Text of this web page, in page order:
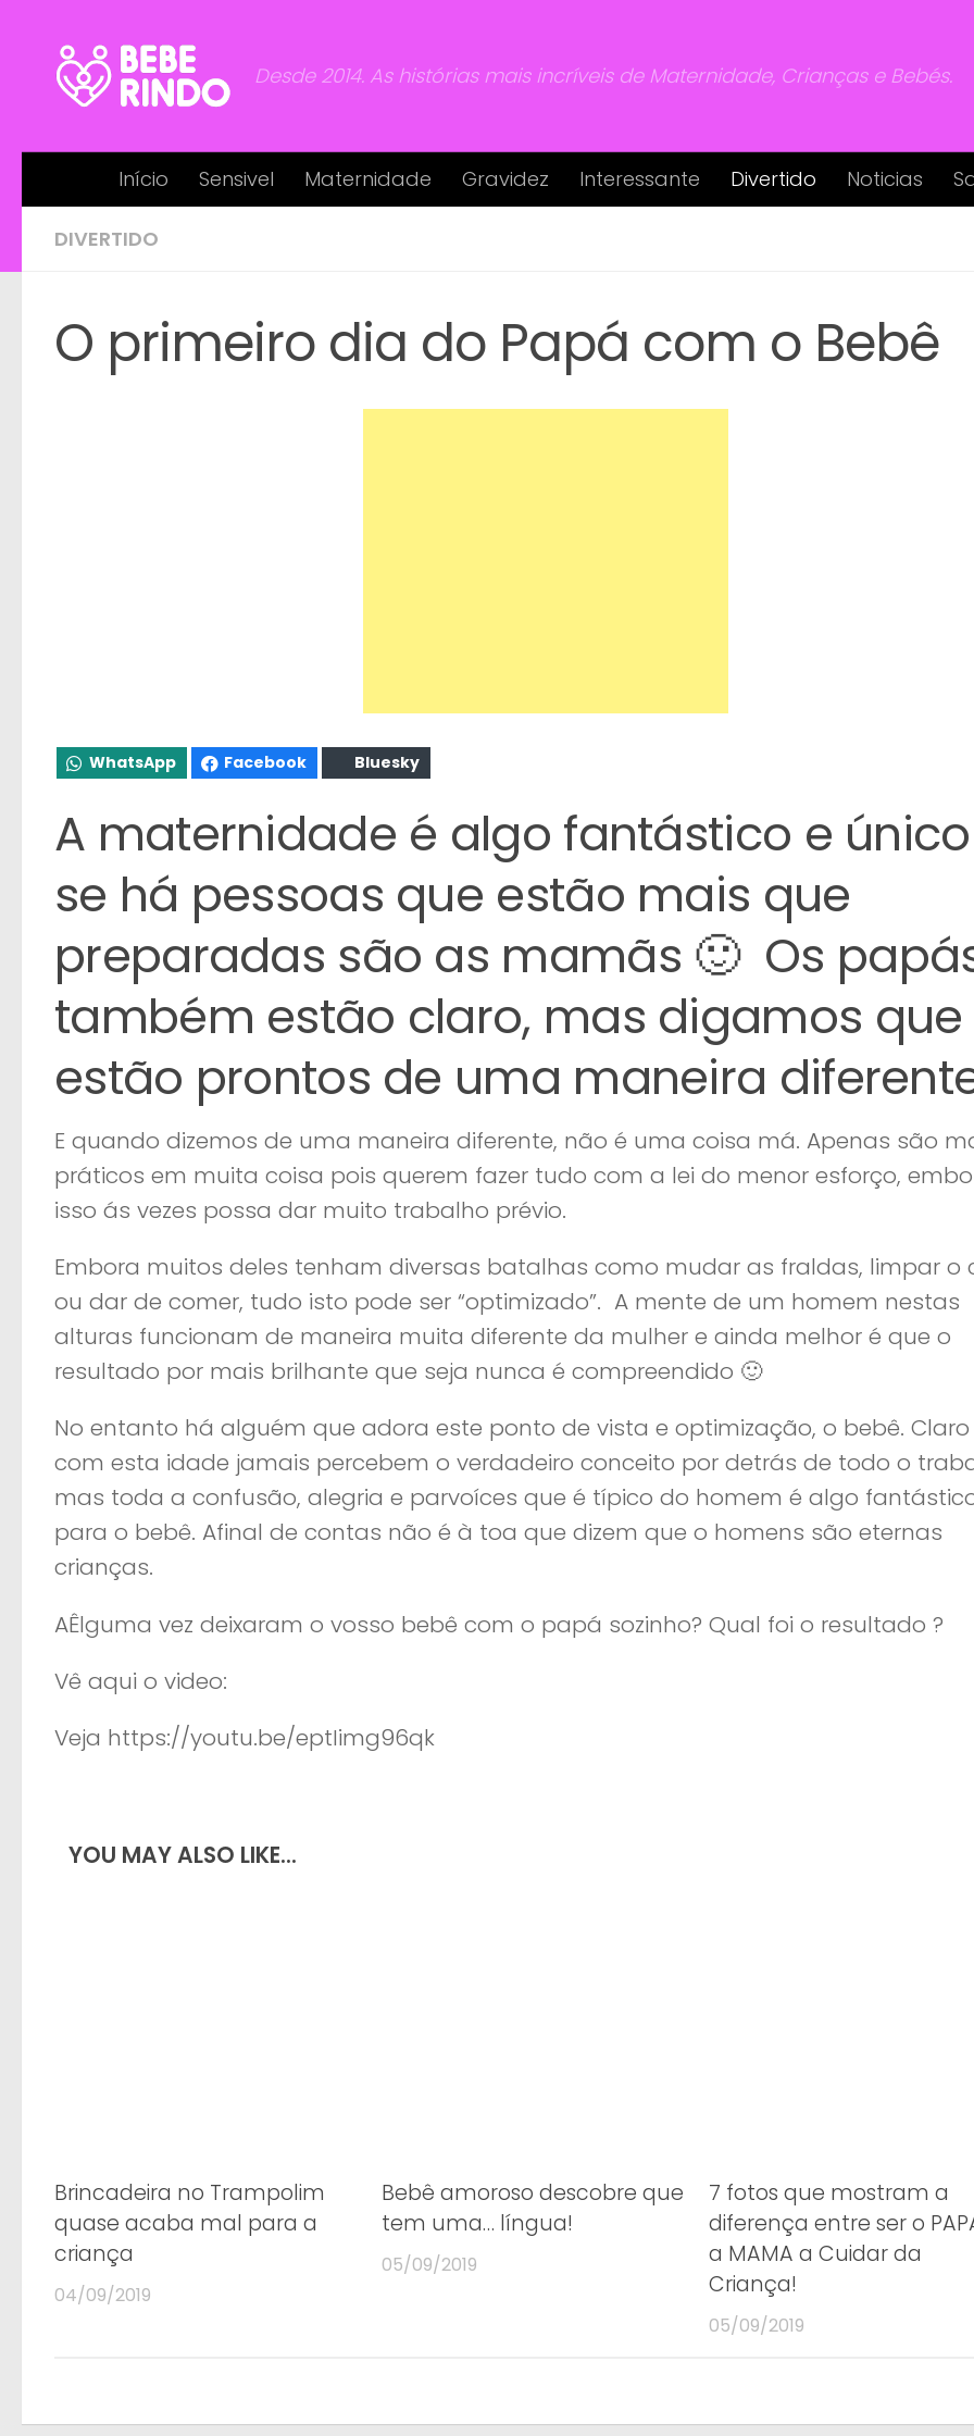
Desde 2014. As histórias mais incríveis de Maternidade, Crianças e Bebés.
Início Sensivel Maternidade Gravidez Interessante Divertido Noticias
DIVERTIDO
O primeiro dia do Papá com o Bebê
WhatsApp Facebook Bluesky
A maternidade é algo fantástico e
se há pessoas que estão mais que
preparadas são as mamãs 🙂 Os
também estão claro, mas digamos que
estão prontos de uma maneira
E quando dizemos de uma maneira diferente, não é uma coisa má. Apenas são
práticos em muita coisa pois querem fazer tudo com a lei do menor esforço,
isso ás vezes possa dar muito trabalho prévio.
Embora muitos deles tenham diversas batalhas como mudar as fraldas, limpar o
ou dar de comer, tudo isto pode ser “optimizado”. A mente de um homem nestas
alturas funcionam de maneira muita diferente da mulher e ainda melhor é que o
resultado por mais brilhante que seja nunca é compreendido 🙂
No entanto há alguém que adora este ponto de vista e optimização, o bebê.
com esta idade jamais percebem o verdadeiro conceito por detrás de todo o
mas toda a confusão, alegria e parvoíces que é típico do homem é algo
para o bebê. Afinal de contas não é à toa que dizem que o homens são eternas
crianças.
AÊlguma vez deixaram o vosso bebê com o papá sozinho? Qual foi o resultado ?
Vê aqui o video:
Veja https://youtu.be/eptIimg96qk
YOU MAY ALSO LIKE...
Brincadeira no Trampolim
quase acaba mal para a
criança
04/09/2019
Bebê amoroso descobre que
tem uma… língua!
05/09/2019
7 fotos que mostram a
diferença entre ser o
a MAMA a Cuidar da
Criança!
05/09/2019